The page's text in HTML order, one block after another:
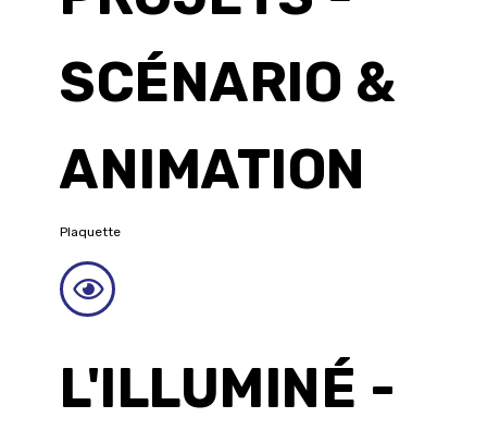
SCÉNARIO &
ANIMATION
Plaquette
L'ILLUMINÉ -